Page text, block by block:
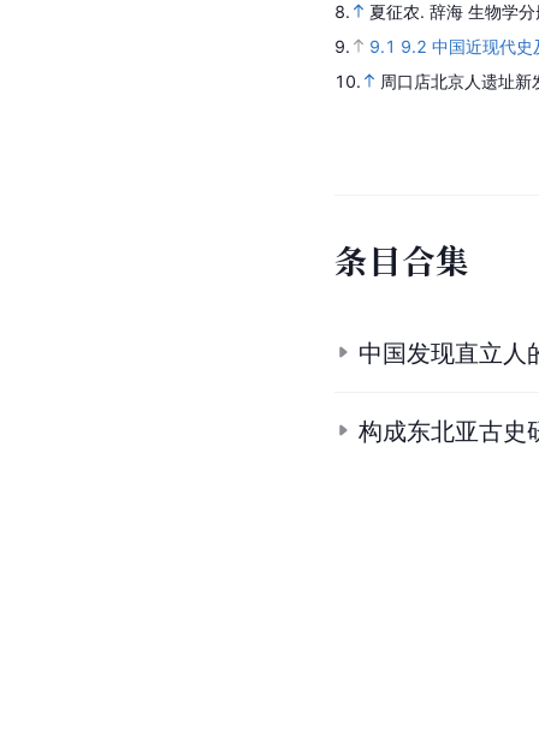
8.
夏征农. 辞海 生物学分
9.
9.1 9.2 中国近现代史
10.
周口店北京人遗址
条目合集
中国发现直立人
构成东北亚古史